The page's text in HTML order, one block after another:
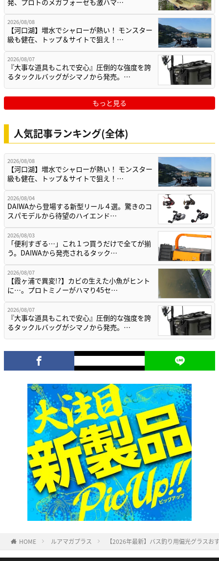
2026/08/08
【河口湖】増水でシャローが熱い！ モンスター
級も健在、トップ＆サイトで狙え！…
2026/08/07
『大事な道具もこれで安心』圧倒的な強度を誇
るタックルバッグがシマノから発売。…
もっと見る
人気記事ランキング(全体)
2026/08/08
【河口湖】増水でシャローが熱い！ モンスター
級も健在、トップ＆サイトで狙え！…
2026/08/04
DAIWAから登場する新型リール４選。驚きのコ
スパモデルから待望のハイエンド…
2026/08/03
「便利すぎる…」これ１つ買うだけで全てが揃
う。DAIWAから発売されるタック…
2026/08/07
【霞ヶ浦で異変!?】カビの生えた小魚がヒント
に…。プロトミノーがハマり45セ…
2026/08/07
『大事な道具もこれで安心』圧倒的な強度を誇
るタックルバッグがシマノから発売。…
HOME ルアマガプラス 【2026年最新】バス釣り用偏光グラス